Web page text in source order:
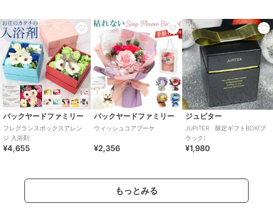
バックヤードファミリー
フレグランスボックスアレン
ジ 入浴剤
¥4,655
バックヤードファミリー
ウィッシュコアブーケ
¥2,356
ジュピター
JUPITER 限定ギフトBOX(ブ
ラック)
¥1,980
もっとみる